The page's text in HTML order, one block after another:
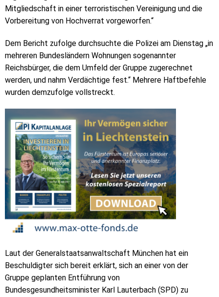
Mitgliedschaft in einer terroristischen Vereinigung und die
Vorbereitung von Hochverrat vorgeworfen.“
Dem Bericht zufolge durchsuchte die Polizei am Dienstag „in
mehreren Bundesländern Wohnungen sogenannter
Reichsbürger, die dem Umfeld der Gruppe zugerechnet
werden, und nahm Verdächtige fest.“ Mehrere Haftbefehle
wurden demzufolge vollstreckt.
Laut der Generalstaatsanwaltschaft München hat ein
Beschuldigter sich bereit erklärt, sich an einer von der
Gruppe geplanten Entführung von
Bundesgesundheitsminister Karl Lauterbach (SPD) zu